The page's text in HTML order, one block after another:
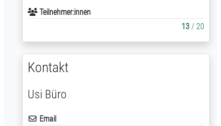
Teilnehmer:innen
13 / 20
Kontakt
Usi Büro
Email